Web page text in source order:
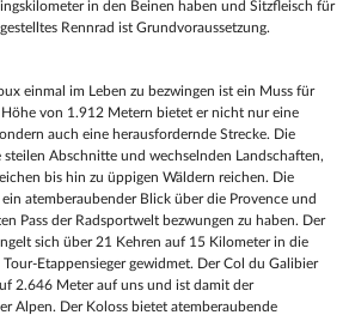
in den Beinen haben und Sitzfleisch für
Rennrad ist Grundvoraussetzung.
einmal im Leben zu bezwingen ist ein Muss für
von 1.912 Metern bietet er nicht nur eine
auch eine herausfordernde Strecke. Die
Abschnitte und wechselnden Landschaften,
bis hin zu üppigen Wäldern reichen. Die
atemberaubender Blick über die Provence und
Pass der Radsportwelt bezwungen zu haben. Der
sich über 21 Kehren auf 15 Kilometer in die
Etappensieger gewidmet. Der Col du Galibier
2.646 Meter auf uns und ist damit der
Alpen. Der Koloss bietet atemberaubende